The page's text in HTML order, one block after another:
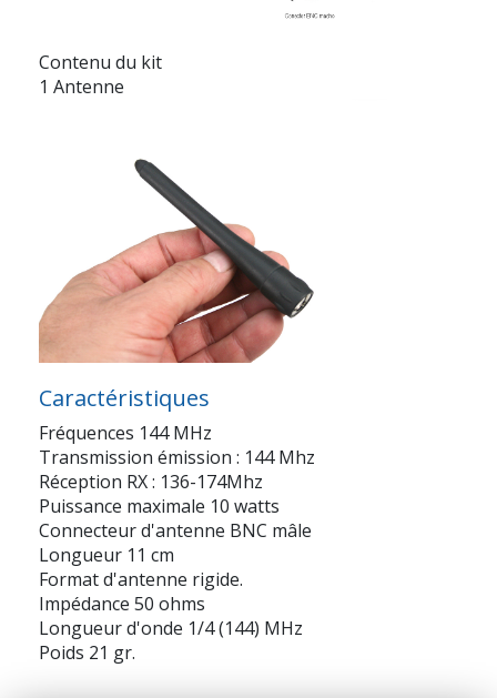
Contenu du kit
1 Antenne
Caractéristiques
Fréquences 144 MHz
Transmission émission : 144 Mhz
Réception RX : 136-174Mhz
Puissance maximale 10 watts
Connecteur d'antenne BNC mâle
Longueur 11 cm
Format d'antenne rigide.
Impédance 50 ohms
Longueur d'onde 1/4 (144) MHz
Poids 21 gr.